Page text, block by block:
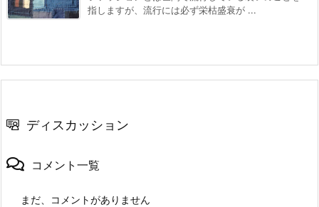
指しますが、流行には必ず栄枯盛衰が ...
ディスカッション
コメント一覧
まだ、コメントがありません